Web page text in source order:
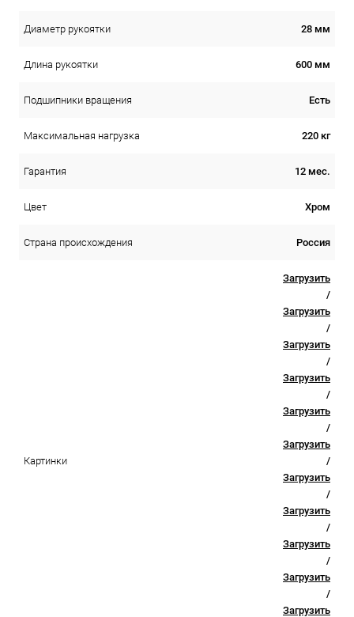
Диаметр рукоятки 28 мм
Длина рукоятки 600 мм
Подшипники вращения Есть
Максимальная нагрузка 220 кг
Гарантия 12 мес.
Цвет Хром
Страна происхождения Россия
Картинки
Загрузить
/
Загрузить
/
Загрузить
/
Загрузить
/
Загрузить
/
Загрузить
/
Загрузить
/
Загрузить
/
Загрузить
/
Загрузить
/
Загрузить